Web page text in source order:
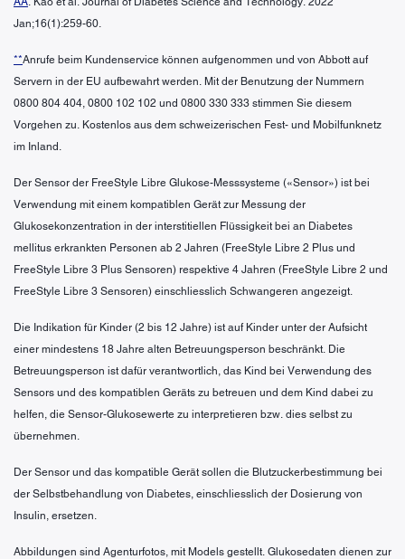
Jan;16(1):259-60.
**Anrufe beim Kundenservice können aufgenommen und von Abbott auf
Servern in der EU aufbewahrt werden. Mit der Benutzung der Nummern
0800 804 404, 0800 102 102 und 0800 330 333 stimmen Sie diesem
Vorgehen zu. Kostenlos aus dem schweizerischen Fest- und Mobilfunknetz
im Inland.
Der Sensor der FreeStyle Libre Glukose-Messsysteme («Sensor») ist bei
Verwendung mit einem kompatiblen Gerät zur Messung der
Glukosekonzentration in der interstitiellen Flüssigkeit bei an Diabetes
mellitus erkrankten Personen ab 2 Jahren (FreeStyle Libre 2 Plus und
FreeStyle Libre 3 Plus Sensoren) respektive 4 Jahren (FreeStyle Libre 2 und
FreeStyle Libre 3 Sensoren) einschliesslich Schwangeren angezeigt.
Die Indikation für Kinder (2 bis 12 Jahre) ist auf Kinder unter der Aufsicht
einer mindestens 18 Jahre alten Betreuungsperson beschränkt. Die
Betreuungsperson ist dafür verantwortlich, das Kind bei Verwendung des
Sensors und des kompatiblen Geräts zu betreuen und dem Kind dabei zu
helfen, die Sensor-Glukosewerte zu interpretieren bzw. dies selbst zu
übernehmen.
Der Sensor und das kompatible Gerät sollen die Blutzuckerbestimmung bei
der Selbstbehandlung von Diabetes, einschliesslich der Dosierung von
Insulin, ersetzen.
Abbildungen sind Agenturfotos, mit Models gestellt. Glukosedaten dienen zur